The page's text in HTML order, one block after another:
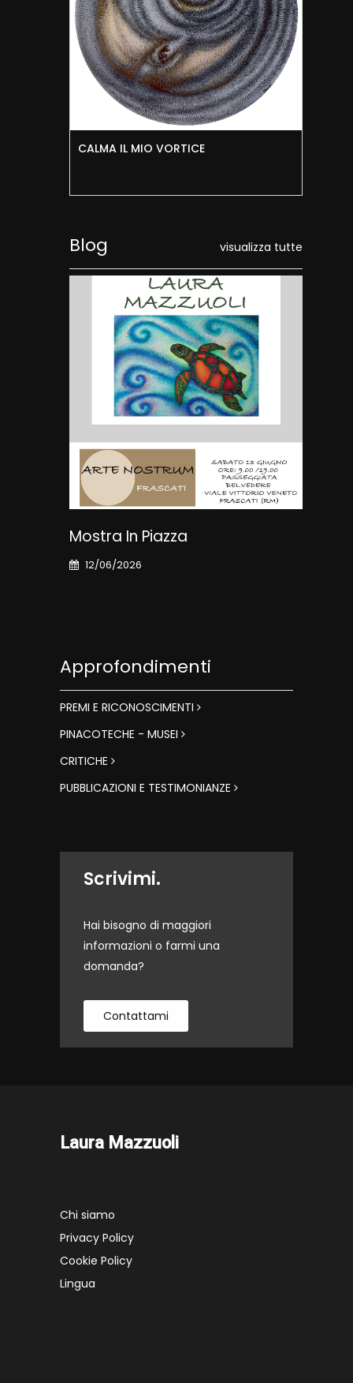
CALMA IL MIO VORTICE
visualizza tutte
Blog
Mostra In Piazza
12/06/2026
Approfondimenti
PREMI E RICONOSCIMENTI
PINACOTECHE - MUSEI
CRITICHE
PUBBLICAZIONI E TESTIMONIANZE
Scrivimi.
Hai bisogno di maggiori
informazioni o farmi una
domanda?
Contattami
Laura Mazzuoli
Chi siamo
Privacy Policy
Cookie Policy
Lingua